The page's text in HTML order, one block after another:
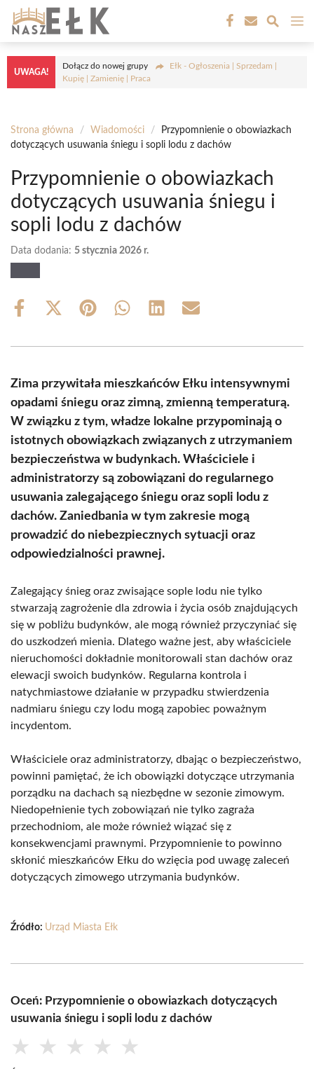
Przejdź
treści
UWAGA!
Dołącz do nowej grupy
Ełk - Ogłoszenia | Sprzedam |
Kupię | Zamienię | Praca
Strona główna / Wiadomości /
Przypomnienie o obowiazkach
dotyczących usuwania śniegu i sopli lodu z dachów
Przypomnienie o obowiazkach
dotyczących usuwania śniegu i
sopli lodu z dachów
Data dodania: 5 stycznia 2026 r.
Share
Share
(Twitter)
Share Share Share Share
Zima przywitała mieszkańców Ełku intensywnymi
opadami śniegu oraz zimną, zmienną temperaturą.
W związku z tym, władze lokalne przypominają o
istotnych obowiązkach związanych z utrzymaniem
bezpieczeństwa w budynkach. Właściciele i
administratorzy są zobowiązani do regularnego
usuwania zalegającego śniegu oraz sopli lodu z
dachów. Zaniedbania w tym zakresie mogą
prowadzić do niebezpiecznych sytuacji oraz
odpowiedzialności prawnej.
Zalegający śnieg oraz zwisające sople lodu nie tylko
stwarzają zagrożenie dla zdrowia i życia osób znajdujących
się w pobliżu budynków, ale mogą również przyczyniać się
do uszkodzeń mienia. Dlatego ważne jest, aby właściciele
nieruchomości dokładnie monitorowali stan dachów oraz
elewacji swoich budynków. Regularna kontrola i
natychmiastowe działanie w przypadku stwierdzenia
nadmiaru śniegu czy lodu mogą zapobiec poważnym
incydentom.
Właściciele oraz administratorzy, dbając o bezpieczeństwo,
powinni pamiętać, że ich obowiązki dotyczące utrzymania
porządku na dachach są niezbędne w sezonie zimowym.
Niedopełnienie tych zobowiązań nie tylko zagraża
przechodniom, ale może również wiązać się z
konsekwencjami prawnymi. Przypomnienie to powinno
skłonić mieszkańców Ełku do wzięcia pod uwagę zaleceń
dotyczących zimowego utrzymania budynków.
Źródło: Urząd Miasta Ełk
Oceń: Przypomnienie o obowiazkach dotyczących
usuwania śniegu i sopli lodu z dachów
★ ★ ★ ★ ★